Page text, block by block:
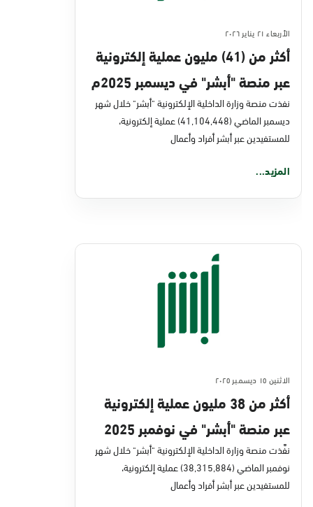
الأربعاء ٢١ يناير ٢٠٢٦
أكثر من (41) مليون عملية إلكترونية
عبر منصة "أبشر" في ديسمبر 2025م
نفذت منصة وزارة الداخلية الإلكترونية "أبشر" خلال شهر
ديسمبر الماضي (41,104,448) عملية إلكترونية،
للمستفيدين عبر أبشر أفراد وأعمال
المزيد...
الاثنين ١٥ ديسمبر ٢٠٢٥
أكثر من 38 مليون عملية إلكترونية
عبر منصة "أبشر" في نوفمبر 2025
نفَّذت منصة وزارة الداخلية الإلكترونية "أبشر" خلال شهر
نوفمبر الماضي (38,315,884) عملية إلكترونية،
للمستفيدين عبر أبشر أفراد وأعمال